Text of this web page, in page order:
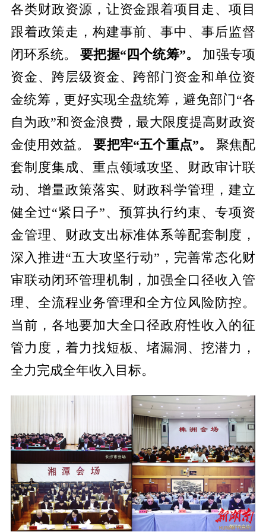
各类财政资源，让资金跟着项目走、项目
跟着政策走，构建事前、事中、事后监督
闭环系统。
要把握“四个统筹”。
加强专项
资金、跨层级资金、跨部门资金和单位资
金统筹，更好实现全盘统筹，避免部门“各
自为政”和资金浪费，最大限度提高财政资
金使用效益。
要把牢“五个重点”。
聚焦配
套制度集成、重点领域攻坚、财政审计联
动、增量政策落实、财政科学管理，建立
健全过“紧日子”、预算执行约束、专项资
金管理、财政支出标准体系等配套制度，
深入推进“五大攻坚行动”，完善常态化财
审联动闭环管理机制，加强全口径收入管
理、全流程业务管理和全方位风险防控。
当前，各地要加大全口径政府性收入的征
管力度，着力找短板、堵漏洞、挖潜力，
全力完成全年收入目标。